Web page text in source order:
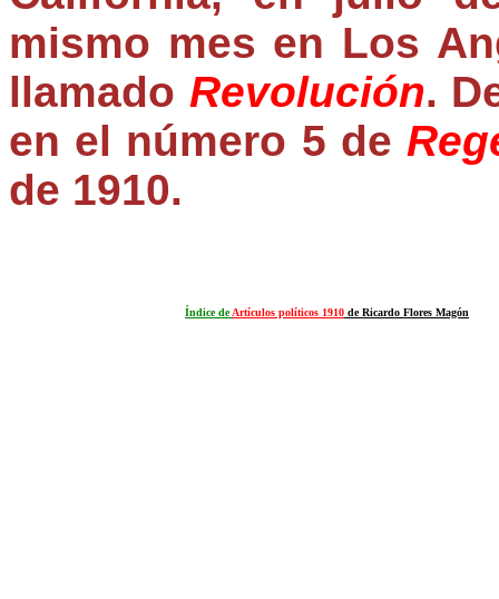
mismo mes en Los
llamado Revolución.
en el número 5 de
de 1910.
Índice deArtículos políticos 1910 de Ricardo Flores Magón